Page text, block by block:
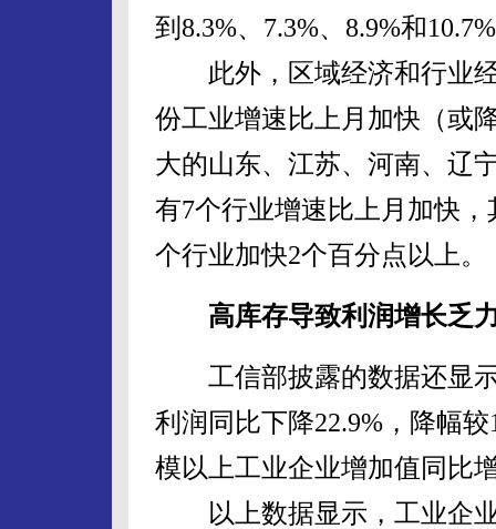
到8.3%、7.3%、8.9%和
此外，区域经济和行业经
份工业增速比上月加快（或
大的山东、江苏、河南、辽
有7个行业增速比上月加快
个行业加快2个百分点以上。
高库存导致利润增长乏
工信部披露的数据还显示
利润同比下降22.9%，降幅
模以上工业企业增加值同比
以上数据显示，工业企业